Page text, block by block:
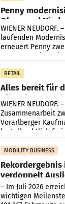
Penny
Ober- und
WIENER
laufenden
erneuert Penny
RETAIL
Alles bereit für
Albrecht setzt
WIENER NEUDORF.
Zusammenarbeit
Vorarlberger
kartellrechtlich
Bundeskartellanwalt
MOBILITY BUSINESS
verdoppelt
überschreitet
– Im Juli 2026
wichtigen